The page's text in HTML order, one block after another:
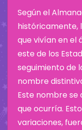
Según el
históricamente,
que vivían en el
este de los
seguimiento de
nombre
Este nombre se
que ocurría.
variaciones,